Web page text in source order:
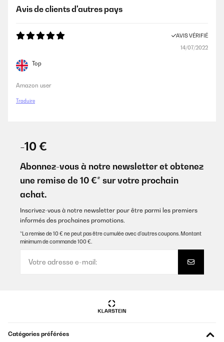
Avis de clients d'autres pays
AVIS VÉRIFIÉ
14/07/2022
Top
Amazon user
Traduire
-10 €
Abonnez-vous à notre newsletter et obtenez
une remise de 10 €* sur votre prochain
achat.
Inscrivez-vous à notre newsletter pour être parmi les premiers
informés des prochaines promotions.
*La remise de 10 € ne peut pas être cumulée avec d’autres coupons. Montant
minimum de commande 100 €.
Catégories préférées